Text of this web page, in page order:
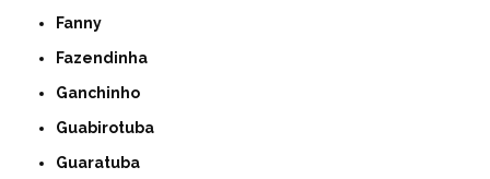
Fanny
Fazendinha
Ganchinho
Guabirotuba
Guaratuba